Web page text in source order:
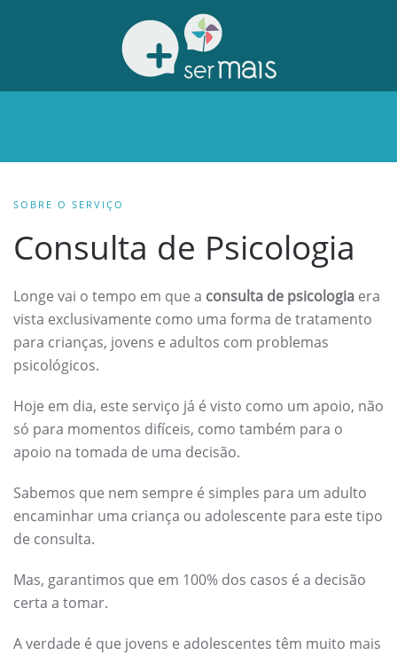
SOBRE O SERVIÇO
Consulta de Psicologia
Longe vai o tempo em que a consulta de psicologia era
vista exclusivamente como uma forma de tratamento
para crianças, jovens e adultos com problemas
psicológicos.
Hoje em dia, este serviço já é visto como um apoio, não
só para momentos difíceis, como também para o
apoio na tomada de uma decisão.
Sabemos que nem sempre é simples para um adulto
encaminhar uma criança ou adolescente para este tipo
de consulta.
Mas, garantimos que em 100% dos casos é a decisão
certa a tomar.
A verdade é que jovens e adolescentes têm muito mais